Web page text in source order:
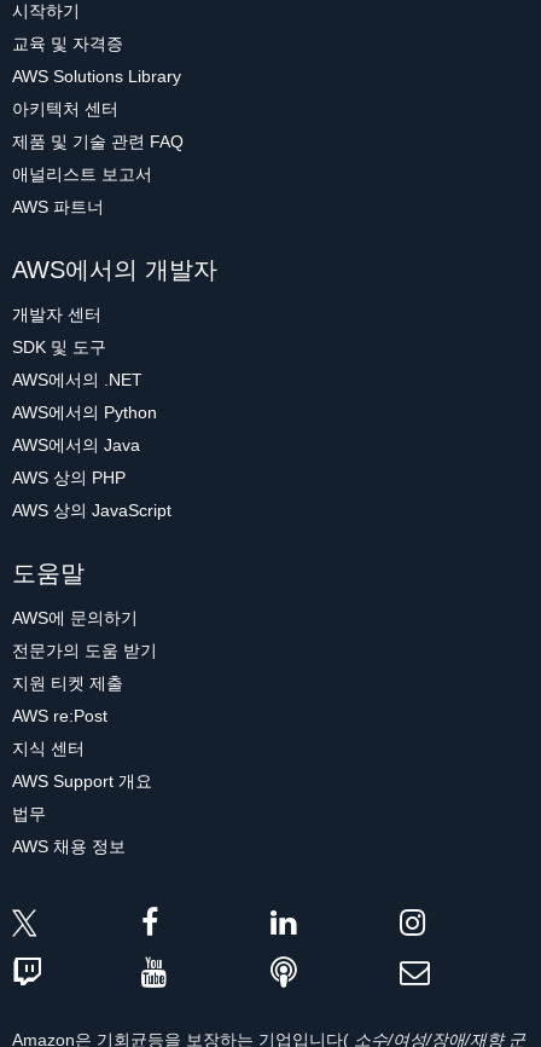
시작하기
교육 및 자격증
AWS Solutions Library
아키텍처 센터
제품 및 기술 관련 FAQ
애널리스트 보고서
AWS 파트너
AWS에서의 개발자
개발자 센터
SDK 및 도구
AWS에서의 .NET
AWS에서의 Python
AWS에서의 Java
AWS 상의 PHP
AWS 상의 JavaScript
도움말
AWS에 문의하기
전문가의 도움 받기
지원 티켓 제출
AWS re:Post
지식 센터
AWS Support 개요
법무
AWS 채용 정보
Amazon은 기회균등을 보장하는 기업입니다( 소수/여성/장애/재향 군